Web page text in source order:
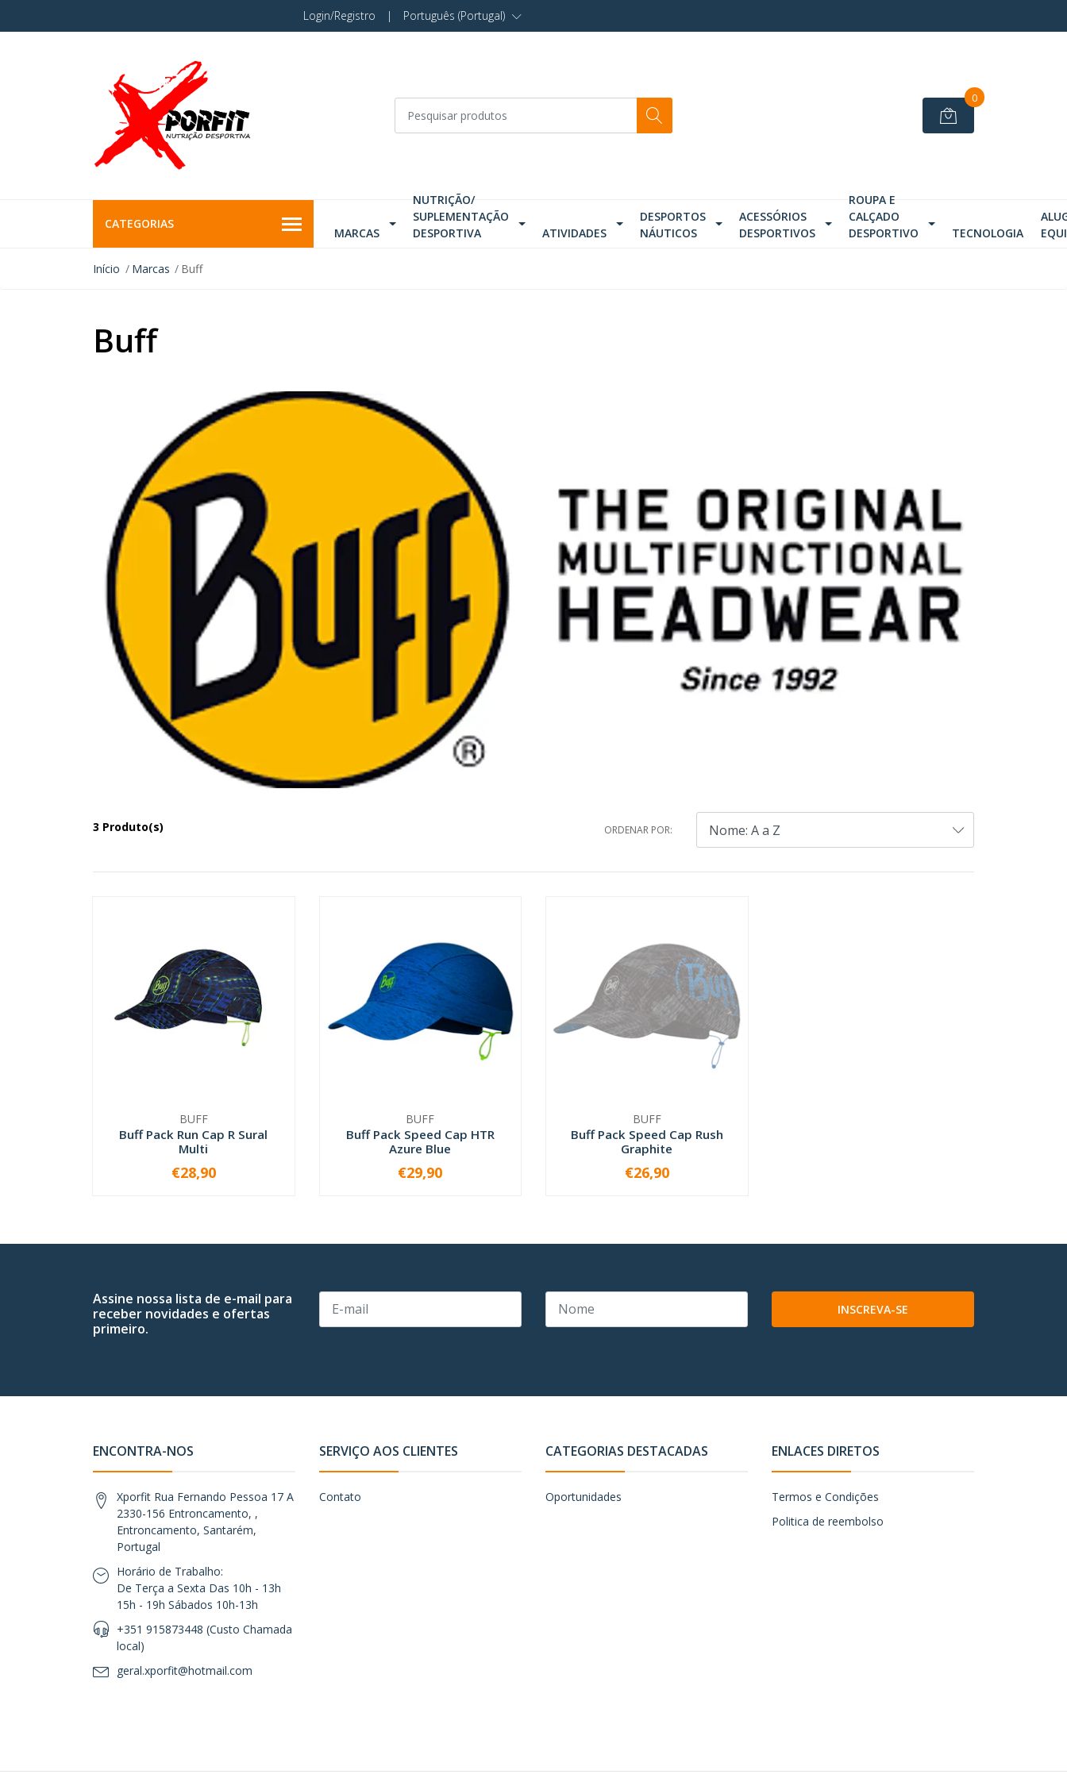
Login/Registro | Português (Portugal)
0
CATEGORIAS
MARCAS
NUTRIÇÃO/
SUPLEMENTAÇÃO
DESPORTIVA
ATIVIDADES
DESPORTOS
NÁUTICOS
ACESSÓRIOS
DESPORTIVOS
ROUPA E
CALÇADO
DESPORTIVO
TECNOLOGIA
Início Marcas Buff
Buff
3 Produto(s) ORDENAR POR:
BUFF
Buff Pack Run Cap R Sural
Multi
+
€28,90
BUFF
Buff Pack Speed Cap HTR
Azure Blue
VER OPÇÕES
€29,90
BUFF
Buff Pack Speed Cap Rush
Graphite
ESGOTADO
€26,90
Assine nossa lista de e-mail para
receber novidades e ofertas
primeiro.
INSCREVA-SE
ENCONTRA-NOS
Xporfit Rua Fernando Pessoa 17 A
2330-156 Entroncamento, ,
Entroncamento, Santarém,
Portugal
Horário de Trabalho:
De Terça a Sexta Das 10h - 13h
15h - 19h Sábados 10h-13h
+351 915873448 (Custo Chamada
local)
geral.xporfit@hotmail.com
SERVIÇO AOS CLIENTES
Contato
CATEGORIAS DESTACADAS
Oportunidades
ENLACES DIRETOS
Termos e Condições
Politica de reembolso